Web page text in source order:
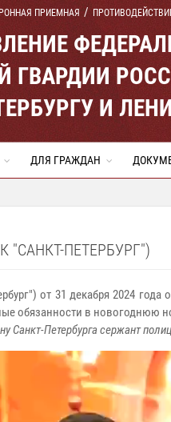
ПРИЕМНАЯ
ГВАРДИИ
И
ДЛЯ ГРАЖДАН
ПЕТЕРБУРГ")
от 31 декабря 2024
обязанности в новогоднюю
Санкт-Петербурга сержант